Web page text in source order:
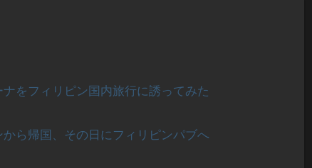
をフィリピン国内旅行に誘ってみた
ら帰国、その日にフィリピンパブへ